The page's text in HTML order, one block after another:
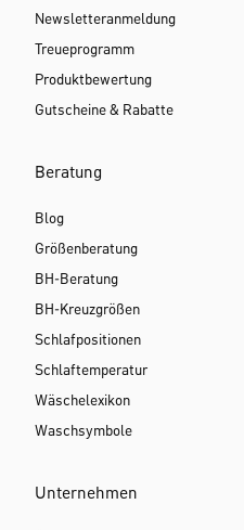
Newsletteranmeldung
Treueprogramm
Produktbewertung
Gutscheine & Rabatte
Beratung
Blog
Größenberatung
BH-Beratung
BH-Kreuzgrößen
Schlafpositionen
Schlaftemperatur
Wäschelexikon
Waschsymbole
Unternehmen